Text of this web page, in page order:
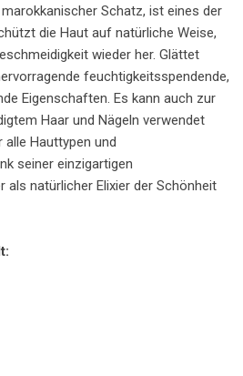
Schatz, ist eines der
die Haut auf natürliche Weise,
wieder her. Glättet
feuchtigkeitsspendende,
Eigenschaften. Es kann auch zur
Haar und Nägeln verwendet
Hauttypen und
seiner einzigartigen
als natürlicher Elixier der Schönheit